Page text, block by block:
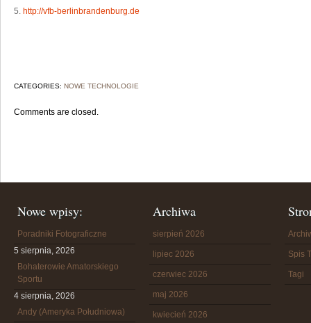
5. http://vfb-berlinbrandenburg.de
CATEGORIES: NOWE TECHNOLOGIE
Comments are closed.
Nowe wpisy:
Poradniki Fotograficzne
5 sierpnia, 2026
Bohaterowie Amatorskiego
Sportu
4 sierpnia, 2026
Andy (Ameryka Południowa)
Archiwa
sierpień 2026
lipiec 2026
czerwiec 2026
maj 2026
kwiecień 2026
Spis
Tagi